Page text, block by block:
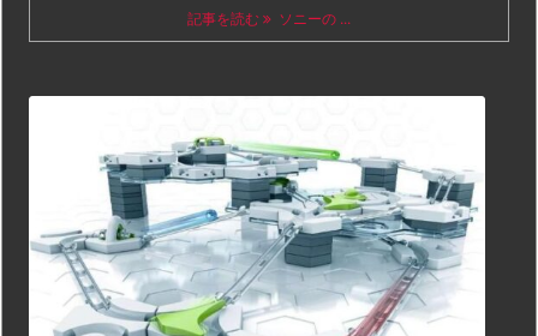
記事を読む ソニーの ...